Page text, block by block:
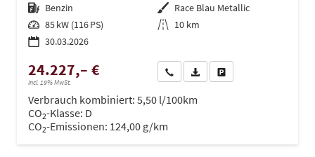
Kraftstoff Benzin Außenfarbe Race Blau Metallic
Leistung 85 kW (116 PS) Kilometerstand 10 km
30.03.2026
24.227,– €
incl. 19% MwSt.
Wir rufen Sie anPDF-Datei, Fahrzeugexposé
Verbrauch kombiniert: 5,50 l/100km
CO2-Klasse: D
CO2-Emissionen: 124,00 g/km